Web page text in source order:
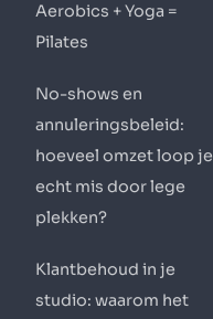
Aerobics + Yoga =
Pilates
No-shows en
annuleringsbeleid:
hoeveel omzet loop je
echt mis door lege
plekken?
Klantbehoud in je
studio: waarom het